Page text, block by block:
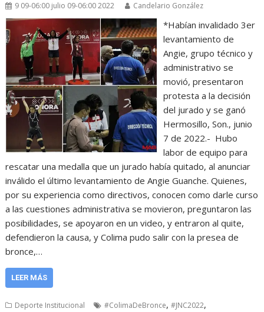
9 09-06:00 julio 09-06:00 2022 Candelario González
*Habían invalidado 3er
levantamiento de
Angie, grupo técnico y
administrativo se
movió, presentaron
protesta a la decisión
del jurado y se ganó
Hermosillo, Son., junio
7 de 2022.- Hubo
labor de equipo para
rescatar una medalla que un jurado había quitado, al anunciar
inválido el último levantamiento de Angie Guanche. Quienes,
por su experiencia como directivos, conocen como darle curso
a las cuestiones administrativa se movieron, preguntaron las
posibilidades, se apoyaron en un video, y entraron al quite,
defendieron la causa, y Colima pudo salir con la presea de
bronce,…
LEER MÁS
Deporte Institucional #ColimaDeBronce,#JNC2022,